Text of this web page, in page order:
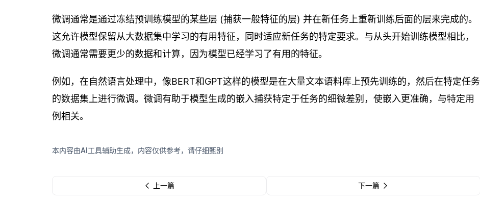
微调通常是通过冻结预训练模型的某些层 (捕获一般特征的层) 并在新任务上重新训练后面的层来完成的。
这允许模型保留从大数据集中学习的有用特征，同时适应新任务的特定要求。与从头开始训练模型相比，
微调通常需要更少的数据和计算，因为模型已经学习了有用的特征。
例如，在自然语言处理中，像BERT和GPT这样的模型是在大量文本语料库上预先训练的，然后在特定任务
的数据集上进行微调。微调有助于模型生成的嵌入捕获特定于任务的细微差别，使嵌入更准确，与特定用
例相关。
本内容由AI工具辅助生成，内容仅供参考，请仔细甄别
上一篇 下一篇